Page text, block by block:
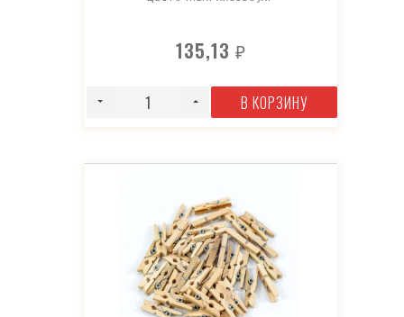
135,13₽
В КОРЗИНУ